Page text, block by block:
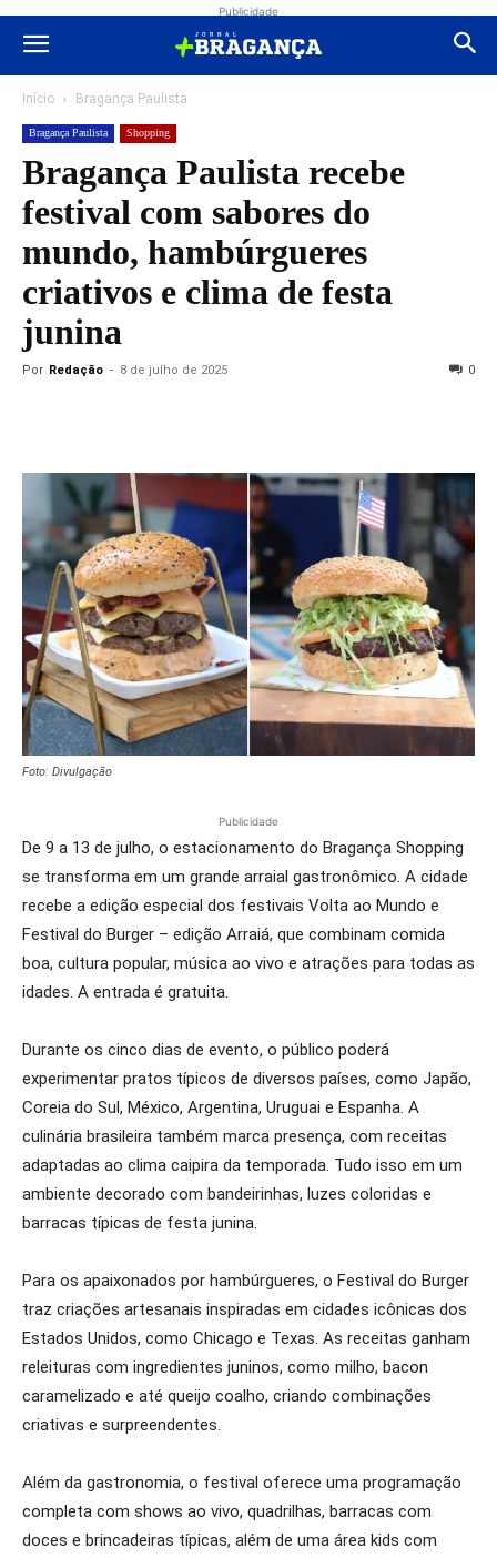
Publicidade
Início Bragança Paulista
Bragança Paulista Shopping
Bragança Paulista recebe
festival com sabores do
mundo, hambúrgueres
criativos e clima de festa
junina
Por Redação - 8 de julho de 2025 0
Foto: Divulgação
Publicidade
De 9 a 13 de julho, o estacionamento do Bragança Shopping
se transforma em um grande arraial gastronômico. A cidade
recebe a edição especial dos festivais Volta ao Mundo e
Festival do Burger – edição Arraiá, que combinam comida
boa, cultura popular, música ao vivo e atrações para todas as
idades. A entrada é gratuita.
Durante os cinco dias de evento, o público poderá
experimentar pratos típicos de diversos países, como Japão,
Coreia do Sul, México, Argentina, Uruguai e Espanha. A
culinária brasileira também marca presença, com receitas
adaptadas ao clima caipira da temporada. Tudo isso em um
ambiente decorado com bandeirinhas, luzes coloridas e
barracas típicas de festa junina.
Para os apaixonados por hambúrgueres, o Festival do Burger
traz criações artesanais inspiradas em cidades icônicas dos
Estados Unidos, como Chicago e Texas. As receitas ganham
releituras com ingredientes juninos, como milho, bacon
caramelizado e até queijo coalho, criando combinações
criativas e surpreendentes.
Além da gastronomia, o festival oferece uma programação
completa com shows ao vivo, quadrilhas, barracas com
doces e brincadeiras típicas, além de uma área kids com